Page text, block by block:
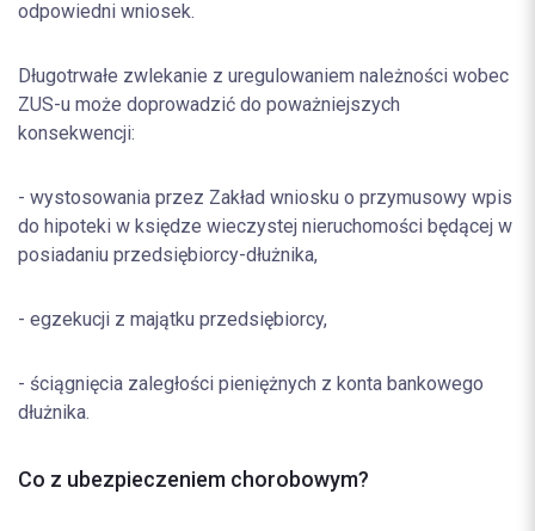
odpowiedni wniosek.
Długotrwałe zwlekanie z uregulowaniem należności wobec
ZUS-u może doprowadzić do poważniejszych
konsekwencji:
- wystosowania przez Zakład wniosku o przymusowy wpis
do hipoteki w księdze wieczystej nieruchomości będącej w
posiadaniu przedsiębiorcy-dłużnika,
- egzekucji z majątku przedsiębiorcy,
- ściągnięcia zaległości pieniężnych z konta bankowego
dłużnika.
Co z ubezpieczeniem chorobowym?